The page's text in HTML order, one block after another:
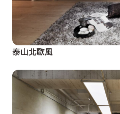
泰山北歐風